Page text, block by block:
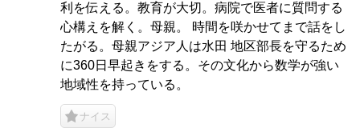
利を伝える。教育が大切。病院で医者に質問する
心構えを解く。母親。 時間を咲かせてまで話をし
たがる。母親アジア人は水田 地区部長を守るため
に360日早起きをする。その文化から数学が強い
地域性を持っている。
ナイス